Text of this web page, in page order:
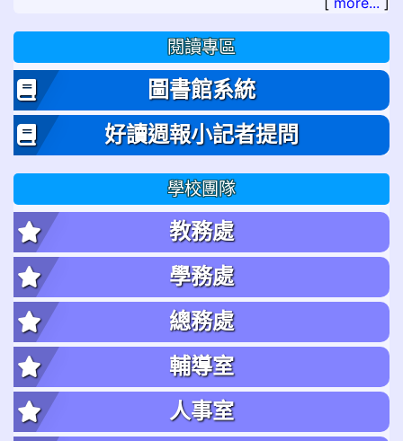
閱讀專區
圖書館系統
好讀週報小記者提問
學校團隊
教務處
學務處
總務處
輔導室
人事室